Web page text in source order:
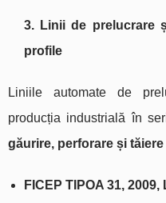
3. Linii de prelucrare
profile
Liniile automate de
producția industrială în
găurire, perforare și tăiere
FICEP TIPOA 31, 2009,